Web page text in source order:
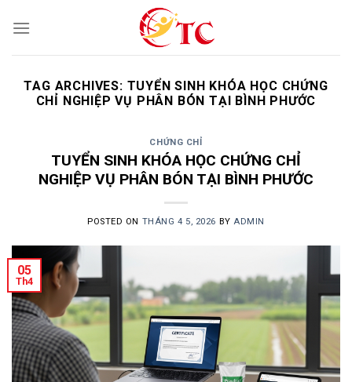
TAG ARCHIVES: TUYỂN SINH KHÓA HỌC CHỨNG
CHỈ NGHIỆP VỤ PHÂN BÓN TẠI BÌNH PHƯỚC
CHỨNG CHỈ
TUYỂN SINH KHÓA HỌC CHỨNG CHỈ
NGHIỆP VỤ PHÂN BÓN TẠI BÌNH PHƯỚC
POSTED ON THÁNG 4 5, 2026 BY ADMIN
05
Th4